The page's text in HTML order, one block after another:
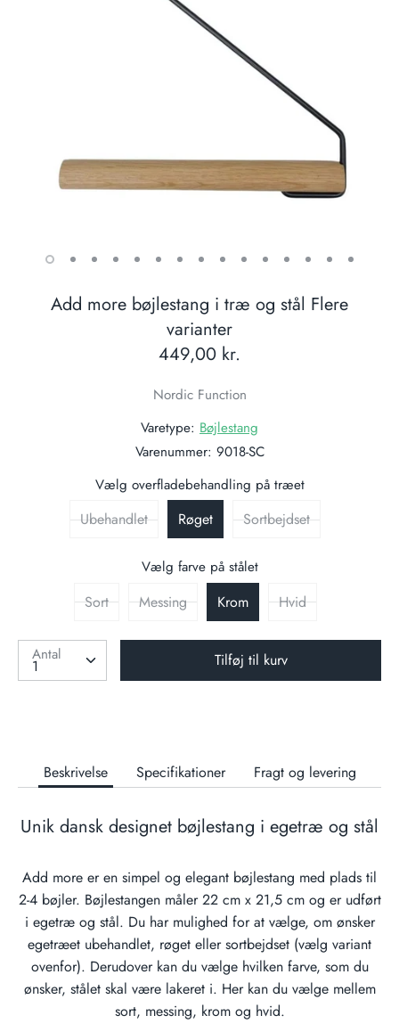
Add more bøjlestang i træ og stål Flere
varianter
449,00 kr.
Nordic Function
Varetype: Bøjlestang
Varenummer: 9018-SC
Vælg overfladebehandling på træet
Ubehandlet Røget Sortbejdset
Vælg farve på stålet
Sort Messing Krom Hvid
Antal Tilføj til kurv
Beskrivelse Specifikationer Fragt og levering
Unik dansk designet bøjlestang i egetræ og stål
Add more er en simpel og elegant bøjlestang med plads til
2-4 bøjler. Bøjlestangen måler 22 cm x 21,5 cm og er udført
i egetræ og stål. Du har mulighed for at vælge, om ønsker
egetræet ubehandlet, røget eller sortbejdset (vælg variant
ovenfor). Derudover kan du vælge hvilken farve, som du
ønsker, stålet skal være lakeret i. Her kan du vælge mellem
sort, messing, krom og hvid.